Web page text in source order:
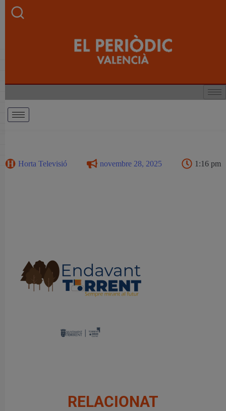
Horta Televisió novembre 28, 2025 1:16 pm
RELACIONAT